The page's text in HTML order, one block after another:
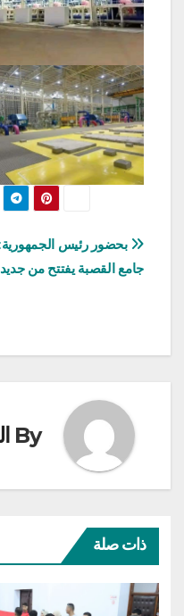
تصفّح
المقالات
بحضور رئيس
جامع القصبة يفتتح من جديد
By
ذات صلة